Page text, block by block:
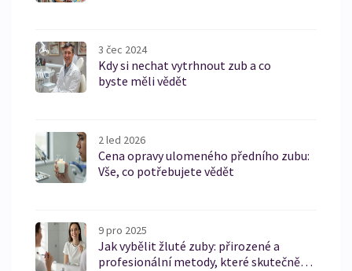
3 čec 2024
Kdy si nechat vytrhnout zub a co
byste měli vědět
2 led 2026
Cena opravy ulomeného předního zubu:
Vše, co potřebujete vědět
9 pro 2025
Jak vybělit žluté zuby: přirozené a
profesionální metody, které skutečně